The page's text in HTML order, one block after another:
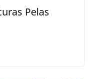
Pelas